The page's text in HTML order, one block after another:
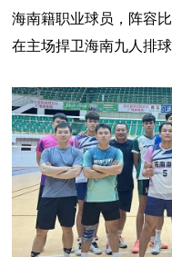
海南籍职业球员，阵容
在主场捍卫海南九人排球